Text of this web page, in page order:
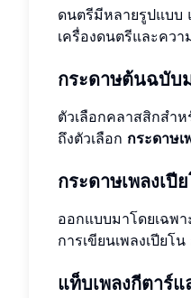
ดนตรีมีหลายรูปแบบ
เครื่องดนตรีและคว
กระดาษต้นฉบับ
ตัวเลือกคลาสสิกสำ
ถึงตัวเลือก กระดาษ
กระดาษเพลงเ
ออกแบบมาโดยเฉพ
การเขียนเพลงเปียโ
แท็บเพลงกีตาร์